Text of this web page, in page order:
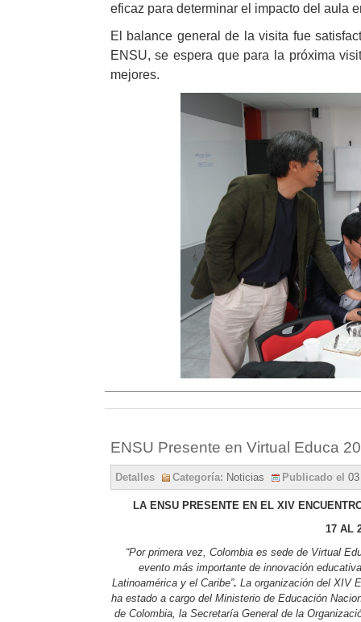
eficaz para determinar el impacto del aula
El balance general de la visita fue
ENSU, se espera que para la próxima
mejores.
ENSU Presente en Virtual Educa
Detalles Categoría: Noticias Publicado el
LA ENSU PRESENTE EN EL XIV
17 AL
“Por primera vez, Colombia es sede de Virtual
evento más importante de innovación
Latinoamérica y el Caribe”. La organización del XIV
ha estado a cargo del Ministerio de Educación
de Colombia, la Secretaría General de la